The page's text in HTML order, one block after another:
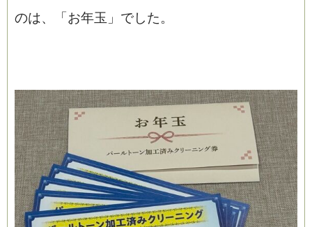
のは、「お年玉」でした。